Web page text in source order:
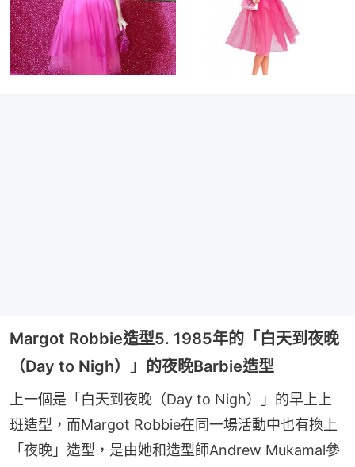
Margot Robbie造型5. 1985年的「白天到夜晚
（Day to Nigh）」的夜晚Barbie造型
上一個是「白天到夜晚（Day to Nigh）」的早上上
班造型，而Margot Robbie在同一場活動中也有換上
「夜晚」造型，是由她和造型師Andrew Mukamal參